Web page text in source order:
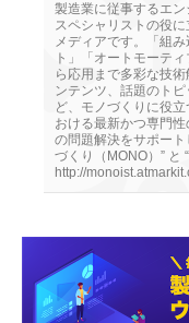
製造業に従事するエ
スペシャリストの役
メディアです。「組
ト」「オートモーテ
ら応用まで多彩な技
ンテンツ、話題のト
ど、モノづくりに役
おける最新かつ専門
の問題解決をサポー
づくり（MONO）” と
http://